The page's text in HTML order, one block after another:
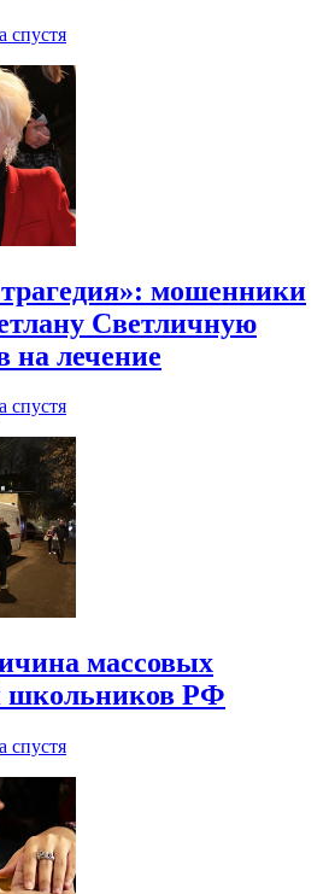
спустя
мошенники
Светличную
на лечение
спустя
массовых
школьников РФ
спустя